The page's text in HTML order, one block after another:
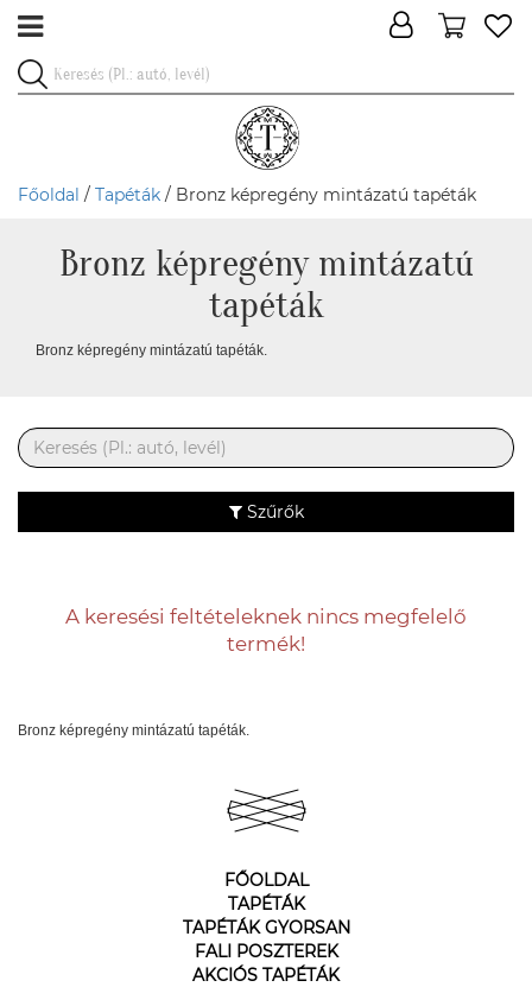
Főoldal / Tapéták / Bronz képregény mintázatú tapéták
Bronz képregény mintázatú
tapéták
Bronz képregény mintázatú tapéták.
Szűrők
A keresési feltételeknek nincs megfelelő
termék!
Bronz képregény mintázatú tapéták.
FŐOLDAL
TAPÉTÁK
TAPÉTÁK GYORSAN
FALI POSZTEREK
AKCIÓS TAPÉTÁK